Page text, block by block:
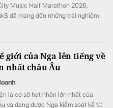
Music Half Marathon 2026,
đã mang đến những trải nghiệm
giới của Nga lên tiếng về
nhất châu Âu
là cơ sở hạt nhân lớn nhất của
và đang được Nga kiểm soát kể từ